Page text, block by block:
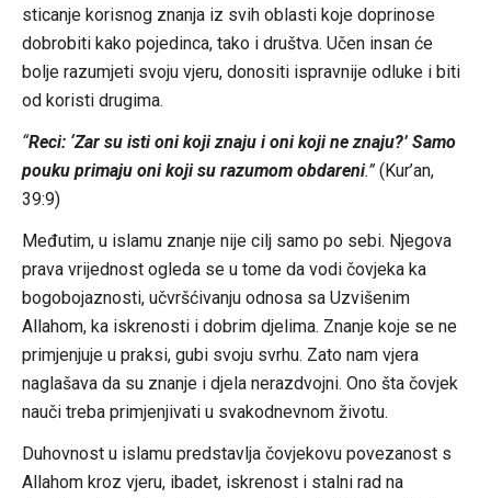
sticanje korisnog znanja iz svih oblasti koje doprinose
dobrobiti kako pojedinca, tako i društva. Učen insan će
bolje razumjeti svoju vjeru, donositi ispravnije odluke i biti
od koristi drugima.
“Reci: ‘Zar su isti oni koji znaju i oni koji ne znaju?’ Samo
pouku primaju oni koji su razumom obdareni.”(Kur’an,
39:9)
Međutim, u islamu znanje nije cilj samo po sebi. Njegova
prava vrijednost ogleda se u tome da vodi čovjeka ka
bogobojaznosti, učvršćivanju odnosa sa Uzvišenim
Allahom, ka iskrenosti i dobrim djelima. Znanje koje se ne
primjenjuje u praksi, gubi svoju svrhu. Zato nam vjera
naglašava da su znanje i djela nerazdvojni. Ono šta čovjek
nauči treba primjenjivati u svakodnevnom životu.
Duhovnost u islamu predstavlja čovjekovu povezanost s
Allahom kroz vjeru, ibadet, iskrenost i stalni rad na